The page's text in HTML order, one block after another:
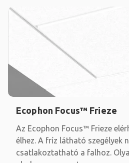
Ecophon Focus™ Frieze
Az Ecophon Focus™ Frieze
élhez. A fríz látható szegélyek
csatlakoztatható a falhoz.